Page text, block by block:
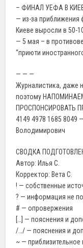
– ФИНАЛ УЕФА В
— из-за
Киеве выросли в 50-
— 5 мая – в
“приюти
— — —
Журналистика, даже
поэтому
ПРОСПОНСИРОВАТЬ
4149 4978 1685 8049
Володимирович
СВОДКА
Автор: Илья С.
Корректор: Вета С.
! — собственные
? — информация не
# — опровержения
[…] — пояснения и
/…/ — пояснения и
~ —